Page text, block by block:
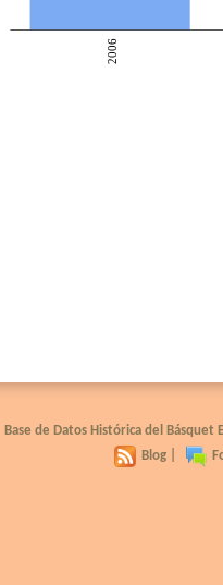
2006
Base de Datos Histórica del
Blog|